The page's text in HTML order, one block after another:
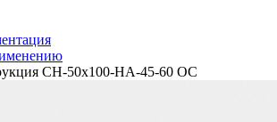
CH-50x100-HA-45-60 OC